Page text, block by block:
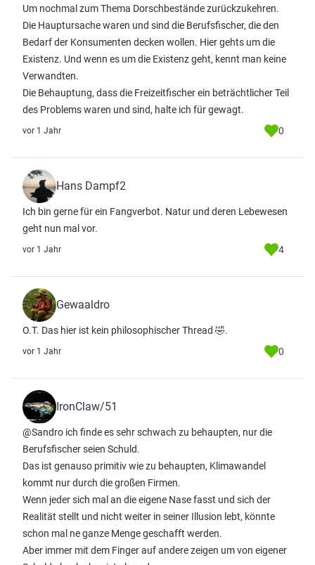
Um nochmal zum Thema Dorschbestände zurückzukehren.
Die Hauptursache waren und sind die Berufsfischer, die den
Bedarf der Konsumenten decken wollen. Hier gehts um die
Existenz. Und wenn es um die Existenz geht, kennt man keine
Verwandten.
Die Behauptung, dass die Freizeitfischer ein beträchtlicher Teil
des Problems waren und sind, halte ich für gewagt.
vor 1 Jahr 0
Hans Dampf2
Ich bin gerne für ein Fangverbot. Natur und deren Lebewesen
geht nun mal vor.
vor 1 Jahr 4
Gewaaldro
O.T. Das hier ist kein philosophischer Thread 🤣.
vor 1 Jahr 0
IronClaw/51
@Sandro ich finde es sehr schwach zu behaupten, nur die
Berufsfischer seien Schuld.
Das ist genauso primitiv wie zu behaupten, Klimawandel
kommt nur durch die großen Firmen.
Wenn jeder sich mal an die eigene Nase fasst und sich der
Realität stellt und nicht weiter in seiner Illusion lebt, könnte
schon mal ne ganze Menge geschafft werden.
Aber immer mit dem Finger auf andere zeigen um von eigener